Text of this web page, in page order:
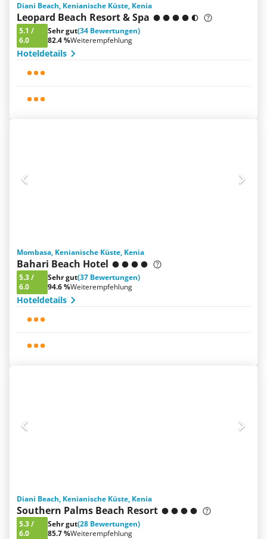
Diani Beach, Kenianische Küste, Kenia
Leopard Beach Resort & Spa
5.1 /
6.0
Sehr gut(34 Bewertungen)
82.4 %Weiterempfehlung
Hoteldetails
Mombasa, Kenianische Küste, Kenia
Bahari Beach Hotel
5.3/
6.0
Sehr gut(37 Bewertungen)
94.6 %Weiterempfehlung
Hoteldetails
Diani Beach, Kenianische Küste, Kenia
Southern Palms Beach Resort
5.3/
6.0
Sehr gut(28 Bewertungen)
85.7 %Weiterempfehlung